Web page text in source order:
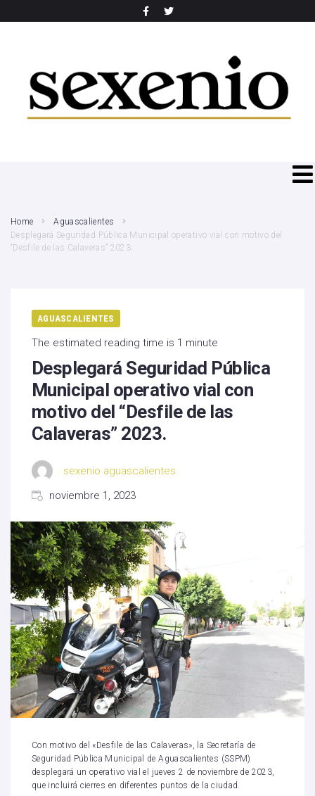
Home
Aguascalientes
Desplegará Seguridad Pública Municipal operativo vial con motivo del
“Desfile de las Calaveras” 2023.
AGUASCALIENTES
The estimated reading time is 1 minute
Desplegará Seguridad Pública
Municipal operativo vial con
motivo del “Desfile de las
Calaveras” 2023.
sexenio aguascalientes
noviembre 1, 2023
Con motivo del «Desfile de las Calaveras», la Secretaría de
Seguridad Pública Municipal de Aguascalientes (SSPM)
desplegará un operativo vial el jueves 2 de noviembre de 2023,
que incluirá cierres en diferentes puntos de la ciudad.
SEARCH THIS WEBSITE